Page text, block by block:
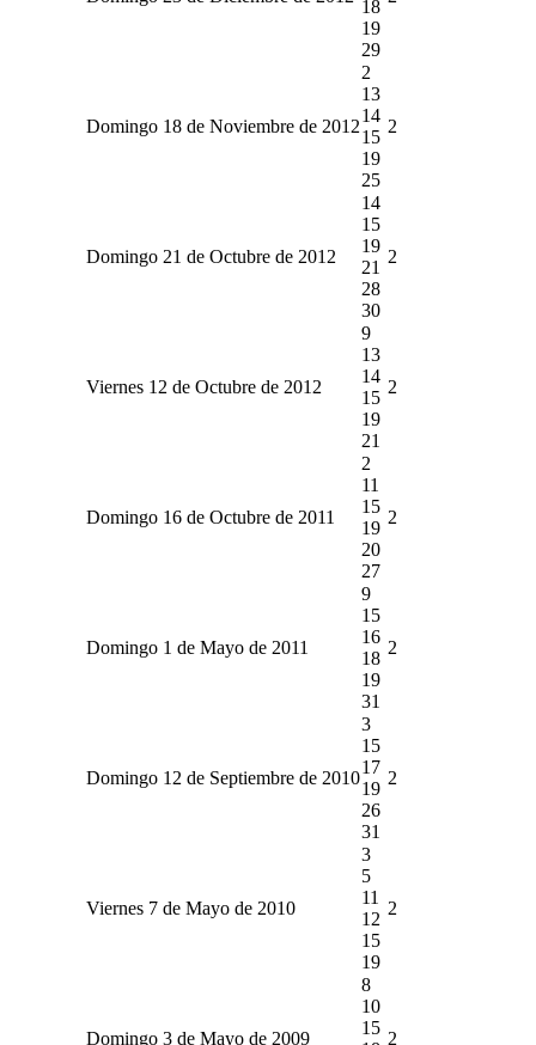
18
19
29
Domingo 18 de Noviembre de 2012
2
13
14
15
19
25
2
Domingo 21 de Octubre de 2012
14
15
19
21
28
30
2
Viernes 12 de Octubre de 2012
9
13
14
15
19
21
2
Domingo 16 de Octubre de 2011
2
11
15
19
20
27
2
Domingo 1 de Mayo de 2011
9
15
16
18
19
31
2
Domingo 12 de Septiembre de 2010
3
15
17
19
26
31
2
Viernes 7 de Mayo de 2010
3
5
11
12
15
19
2
Domingo 3 de Mayo de 2009
8
10
15
2